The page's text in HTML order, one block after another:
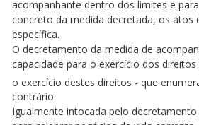
acompanhante dentro dos limites e
concreto da medida decretada, os atos
específica.
O decretamento da medida de
capacidade para o exercício dos
o exercício destes direitos - que
contrário.
Igualmente intocada pelo